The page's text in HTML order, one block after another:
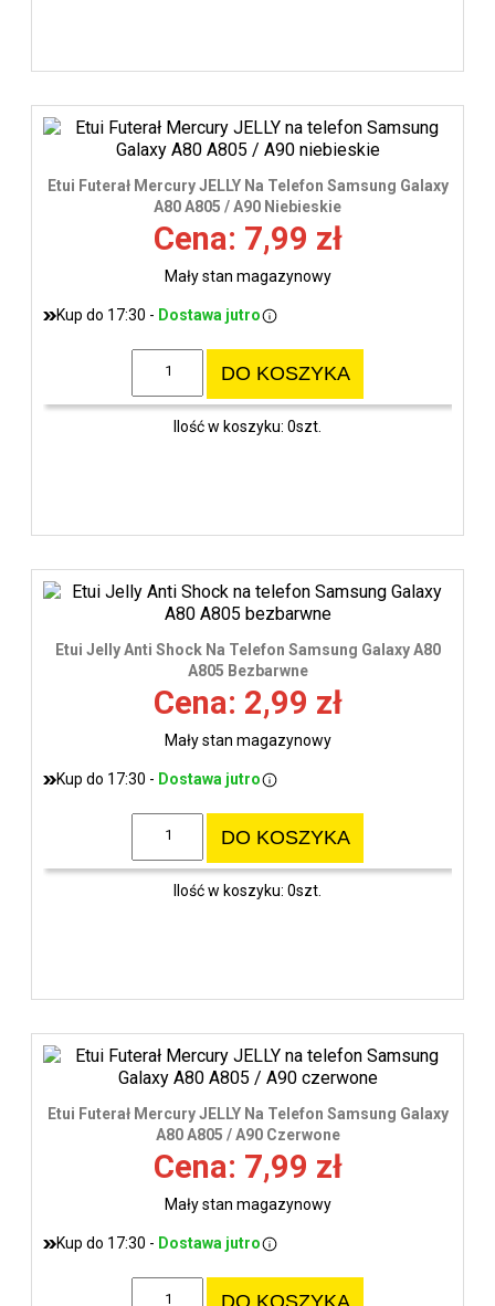
Etui Futerał Mercury JELLY Na Telefon Samsung Galaxy
A80 A805 / A90 Niebieskie
Cena: 7,99 zł
Mały stan magazynowy
Kup do 17:30 - Dostawa jutro
DO KOSZYKA
Ilość w koszyku: 0szt.
Etui Jelly Anti Shock Na Telefon Samsung Galaxy A80
A805 Bezbarwne
Cena: 2,99 zł
Mały stan magazynowy
Kup do 17:30 - Dostawa jutro
DO KOSZYKA
Ilość w koszyku: 0szt.
Etui Futerał Mercury JELLY Na Telefon Samsung Galaxy
A80 A805 / A90 Czerwone
Cena: 7,99 zł
Mały stan magazynowy
Kup do 17:30 - Dostawa jutro